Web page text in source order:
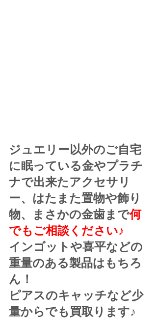
ジュエリー以外のご自宅
に眠っている金やプラチ
ナで出来たアクセサリ
ー、はたまた置物や飾り
物、まさかの金歯まで何
でもご相談ください♪
インゴットや喜平などの
重量のある製品はもちろ
ん！
ピアスのキャッチなど少
量からでも買取ります♪